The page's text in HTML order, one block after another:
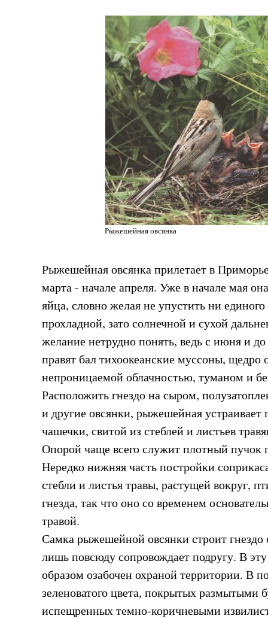
Рыжешейная овсянка
Рыжешейная овсянка прилетает в
марта - начале апреля. Уже в начале мая
яйца, словно желая не упустить ни
прохладной, зато солнечной и сухой
желание нетрудно понять, ведь с июня и
правят бал тихоокеанские муссоны,
непроницаемой облачностью, туманом и
Расположить гнездо на сыром,
и другие овсянки, рыжешейная устраивает
чашечки, свитой из стеблей и листьев
Опорой чаще всего служит плотный пучок
Нередко нижняя часть постройки
стебли и листья травы, растущей вокруг,
гнезда, так что оно со временем
травой.
Самка рыжешейной овсянки строит гнездо
лишь повсюду сопровождает подругу. В
образом озабочен охраной территории. В
зеленоватого цвета, покрытых размытыми
испещренных темно-коричневыми